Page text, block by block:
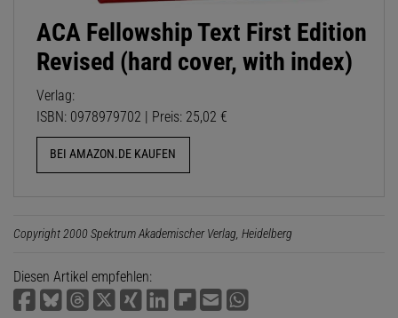
ACA Fellowship Text First Edition
Revised (hard cover, with index)
Verlag:
ISBN: 0978979702 | Preis: 25,02 €
BEI AMAZON.DE KAUFEN
Copyright 2000 Spektrum Akademischer Verlag, Heidelberg
Diesen Artikel empfehlen: